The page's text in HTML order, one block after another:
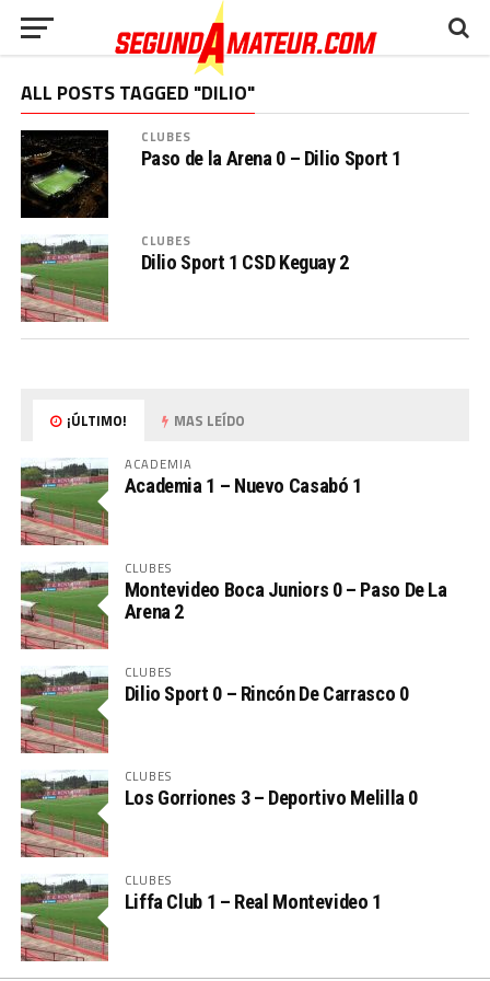
ALL POSTS TAGGED "DILIO"
CLUBES
Paso de la Arena 0 – Dilio Sport 1
CLUBES
Dilio Sport 1 CSD Keguay 2
¡ÚLTIMO! MAS LEÍDO
ACADEMIA
Academia 1 – Nuevo Casabó 1
CLUBES
Montevideo Boca Juniors 0 – Paso De La
Arena 2
CLUBES
Dilio Sport 0 – Rincón De Carrasco 0
CLUBES
Los Gorriones 3 – Deportivo Melilla 0
CLUBES
Liffa Club 1 – Real Montevideo 1